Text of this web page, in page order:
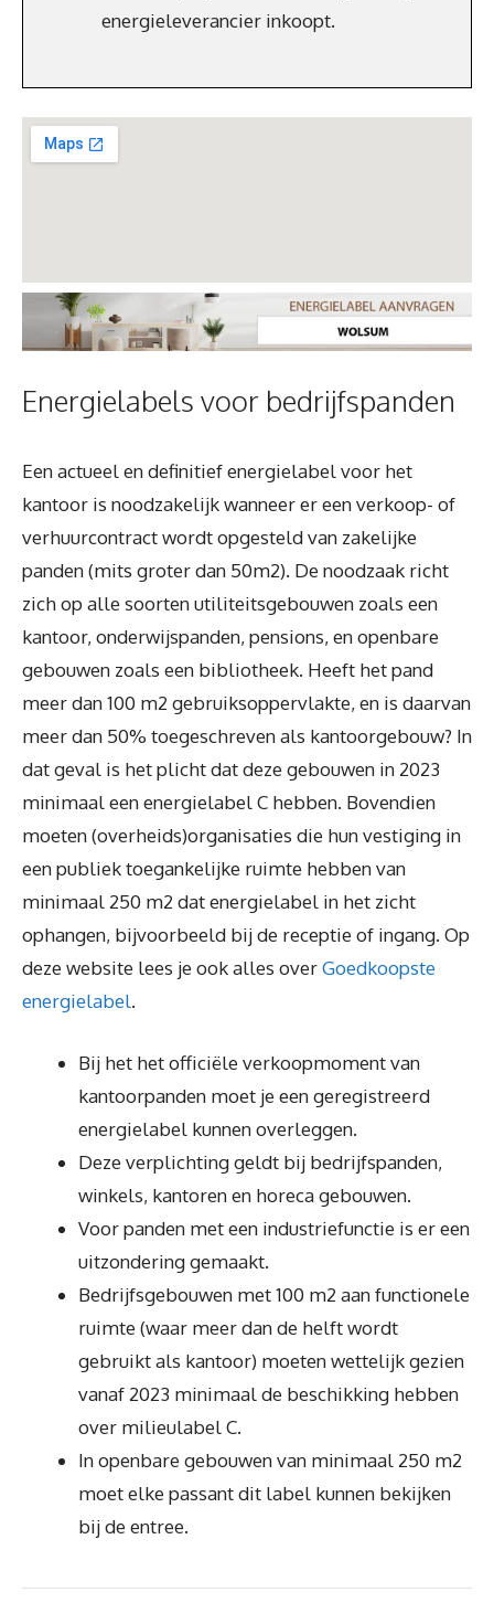
energieleverancier inkoopt.
Energielabels voor bedrijfspanden
Een actueel en definitief energielabel voor het
kantoor is noodzakelijk wanneer er een verkoop- of
verhuurcontract wordt opgesteld van zakelijke
panden (mits groter dan 50m2). De noodzaak richt
zich op alle soorten utiliteitsgebouwen zoals een
kantoor, onderwijspanden, pensions, en openbare
gebouwen zoals een bibliotheek. Heeft het pand
meer dan 100 m2 gebruiksoppervlakte, en is daarvan
meer dan 50% toegeschreven als kantoorgebouw? In
dat geval is het plicht dat deze gebouwen in 2023
minimaal een energielabel C hebben. Bovendien
moeten (overheids)organisaties die hun vestiging in
een publiek toegankelijke ruimte hebben van
minimaal 250 m2 dat energielabel in het zicht
ophangen, bijvoorbeeld bij de receptie of ingang. Op
deze website lees je ook alles overGoedkoopste
energielabel.
Bij het het officiële verkoopmoment van
kantoorpanden moet je een geregistreerd
energielabel kunnen overleggen.
Deze verplichting geldt bij bedrijfspanden,
winkels, kantoren en horeca gebouwen.
Voor panden met een industriefunctie is er een
uitzondering gemaakt.
Bedrijfsgebouwen met 100 m2 aan functionele
ruimte (waar meer dan de helft wordt
gebruikt als kantoor) moeten wettelijk gezien
vanaf 2023 minimaal de beschikking hebben
over milieulabel C.
In openbare gebouwen van minimaal 250 m2
moet elke passant dit label kunnen bekijken
bij de entree.